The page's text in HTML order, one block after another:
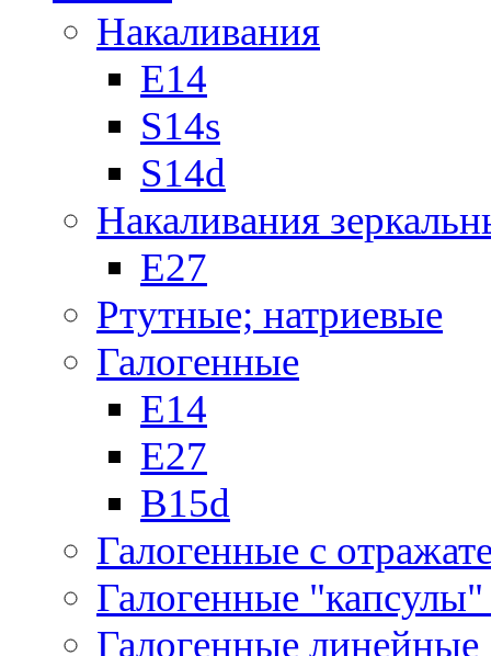
Накаливания
Е14
S14s
S14d
Накаливания
Е27
Ртутные; натриевые
Галогенные
Е14
Е27
B15d
Галогенные с
Галогенные "капсулы"
Галогенные линейные